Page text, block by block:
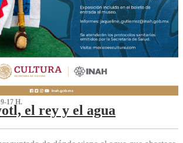
17 H.
el rey y el agua